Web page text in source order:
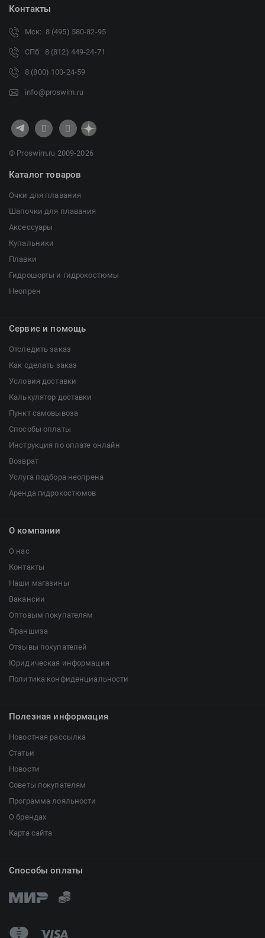
Контакты
Мск: 8 (495) 580-82-95
СПб: 8 (812) 449-24-71
8 (800) 100-24-59
info@proswim.ru
© Proswim.ru 2009-2026
Каталог товаров
Очки для плавания
Шапочки для плавания
Аксессуары
Купальники
Плавки
Гидрошорты и гидрокостюмы
Неопрен
Сервис и помощь
Отследить заказ
Как сделать заказ
Условия доставки
Калькулятор доставки
Пункт самовывоза
Способы оплаты
Инструкция по оплате онлайн
Возврат
Услуга подбора неопрена
Аренда гидрокостюмов
О компании
О нас
Контакты
Наши магазины
Вакансии
Оптовым покупателям
Франшиза
Отзывы покупателей
Юридическая информация
Политика конфиденциальности
Полезная информация
Новостная рассылка
Статьи
Новости
Советы покупателям
Программа лояльности
О брендах
Карта сайта
Способы оплаты